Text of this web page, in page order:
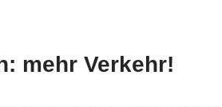
mehr Verkehr!